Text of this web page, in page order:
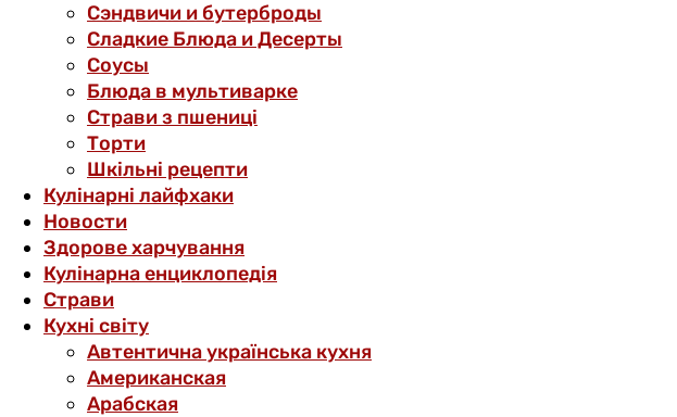
Сэндвичи и бутерброды
Сладкие Блюда и Десерты
Соусы
Блюда в мультиварке
Страви з пшениці
Торти
Шкільні рецепти
Кулінарні лайфхаки
Новости
Здорове харчування
Кулінарна енциклопедія
Страви
Кухні світу
Автентична українська кухня
Американская
Арабская